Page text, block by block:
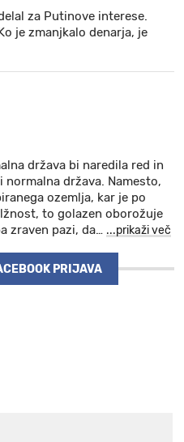
za Putinove interese.
je zmanjkalo denarja, je
država bi naredila red in
država. Namesto,
ozemlja, kar je po
to golazen oborožuje
zraven pazi, da… ...prikaži več
PRIJAVA